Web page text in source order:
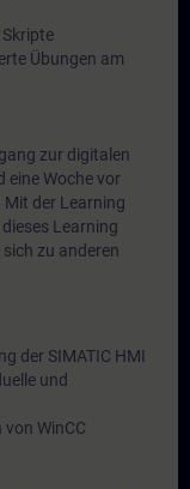
Übungen am
zur digitalen
eine Woche vor
der Learning
Learning
zu anderen
der SIMATIC HMI
und
WinCC